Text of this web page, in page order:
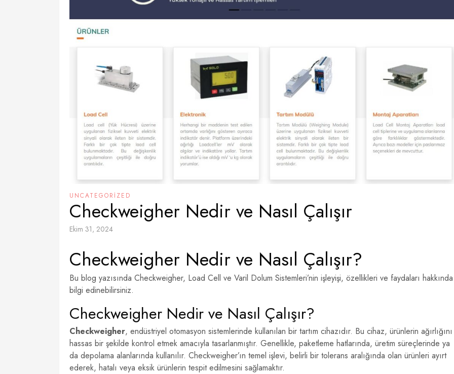
UNCATEGORIZED
Checkweigher Nedir ve Nasıl Çalışır
Ekim 31, 2024
Checkweigher Nedir ve Nasıl Çalışır?
Bu blog yazısında Checkweigher, Load Cell ve Varil Dolum Sistemleri’nin işleyişi, özellikleri ve faydaları hakkında
bilgi edinebilirsiniz.
Checkweigher Nedir ve Nasıl Çalışır?
Checkweigher, endüstriyel otomasyon sistemlerinde kullanılan bir tartım cihazıdır. Bu cihaz, ürünlerin ağırlığını
hassas bir şekilde kontrol etmek amacıyla tasarlanmıştır. Genellikle, paketleme hatlarında, üretim süreçlerinde ya
da depolama alanlarında kullanılır. Checkweigher’ın temel işlevi, belirli bir tolerans aralığında olan ürünleri ayırt
ederek, hatalı veya eksik ürünlerin tespit edilmesini sağlamaktır.